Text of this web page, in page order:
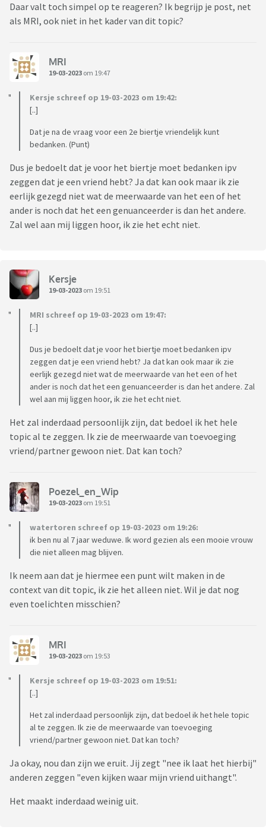
Daar valt toch simpel op te reageren? Ik begrijp je post, net
als MRI, ook niet in het kader van dit topic?
MRI
19-03-2023 om 19:47
Kersje schreef op 19-03-2023 om 19:42:
[..]
Dat je na de vraag voor een 2e biertje vriendelijk kunt
bedanken. (Punt)
Dus je bedoelt dat je voor het biertje moet bedanken ipv
zeggen dat je een vriend hebt? Ja dat kan ook maar ik zie
eerlijk gezegd niet wat de meerwaarde van het een of het
ander is noch dat het een genuanceerder is dan het andere.
Zal wel aan mij liggen hoor, ik zie het echt niet.
Kersje
19-03-2023 om 19:51
MRI schreef op 19-03-2023 om 19:47:
[..]
Dus je bedoelt dat je voor het biertje moet bedanken ipv
zeggen dat je een vriend hebt? Ja dat kan ook maar ik zie
eerlijk gezegd niet wat de meerwaarde van het een of het
ander is noch dat het een genuanceerder is dan het andere. Zal
wel aan mij liggen hoor, ik zie het echt niet.
Het zal inderdaad persoonlijk zijn, dat bedoel ik het hele
topic al te zeggen. Ik zie de meerwaarde van toevoeging
vriend/partner gewoon niet. Dat kan toch?
Poezel_en_Wip
19-03-2023 om 19:51
watertoren schreef op 19-03-2023 om 19:26:
ik ben nu al 7 jaar weduwe. Ik word gezien als een mooie vrouw
die niet alleen mag blijven.
Ik neem aan dat je hiermee een punt wilt maken in de
context van dit topic, ik zie het alleen niet. Wil je dat nog
even toelichten misschien?
MRI
19-03-2023 om 19:53
Kersje schreef op 19-03-2023 om 19:51:
[..]
Het zal inderdaad persoonlijk zijn, dat bedoel ik het hele topic
al te zeggen. Ik zie de meerwaarde van toevoeging
vriend/partner gewoon niet. Dat kan toch?
Ja okay, nou dan zijn we eruit. Jij zegt "nee ik laat het hierbij"
anderen zeggen "even kijken waar mijn vriend uithangt".
Het maakt inderdaad weinig uit.